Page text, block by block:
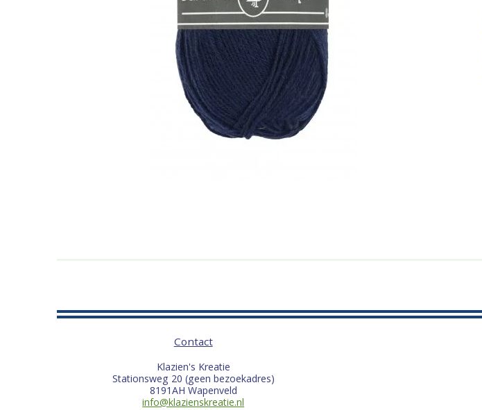
Contact
Klazien's Kreatie
Stationsweg 20 (geen bezoekadres)
8191AH Wapenveld
info@klazienskreatie.nl